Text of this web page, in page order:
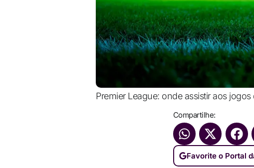
Premier League: onde assistir aos
Compartilhe:
Favorite o Portal